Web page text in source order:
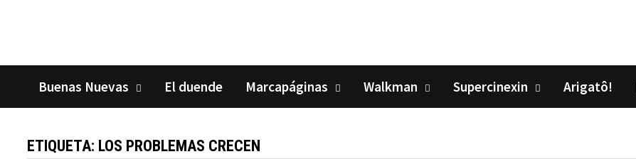
Buenas Nuevas El duende Marcapáginas Walkman Supercinexin Arigatô!
ETIQUETA: LOS PROBLEMAS CRECEN